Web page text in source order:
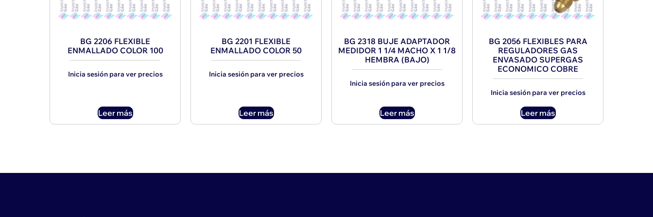
BG 2206 FLEXIBLE
ENMALLADO COLOR 100
Inicia sesión para ver precios
Leer más
BG 2201 FLEXIBLE
ENMALLADO COLOR 50
Inicia sesión para ver precios
Leer más
BG 2318 BUJE ADAPTADOR
MEDIDOR 1 1/4 MACHO X 1 1/8
HEMBRA (BAJO)
Inicia sesión para ver precios
Leer más
BG 2056 FLEXIBLES PARA
REGULADORES GAS
ENVASADO SUPERGAS
ECONOMICO COBRE
Inicia sesión para ver precios
Leer más